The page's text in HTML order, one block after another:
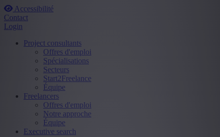
Accessibilité
Contact
Login
Project consultants
Offres d'emploi
Spécialisations
Secteurs
Start2Freelance
Équipe
Freelancers
Offres d'emploi
Notre approche
Équipe
Executive search